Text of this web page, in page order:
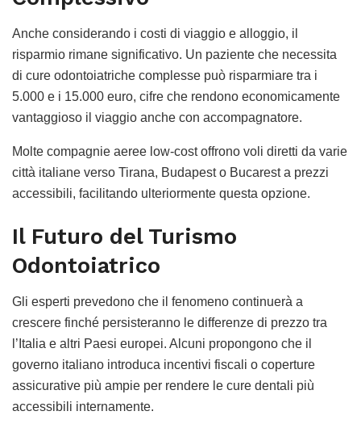
Anche considerando i costi di viaggio e alloggio, il
risparmio rimane significativo. Un paziente che necessita
di cure odontoiatriche complesse può risparmiare tra i
5.000 e i 15.000 euro, cifre che rendono economicamente
vantaggioso il viaggio anche con accompagnatore.
Molte compagnie aeree low-cost offrono voli diretti da varie
città italiane verso Tirana, Budapest o Bucarest a prezzi
accessibili, facilitando ulteriormente questa opzione.
Il Futuro del Turismo
Odontoiatrico
Gli esperti prevedono che il fenomeno continuerà a
crescere finché persisteranno le differenze di prezzo tra
l’Italia e altri Paesi europei. Alcuni propongono che il
governo italiano introduca incentivi fiscali o coperture
assicurative più ampie per rendere le cure dentali più
accessibili internamente.